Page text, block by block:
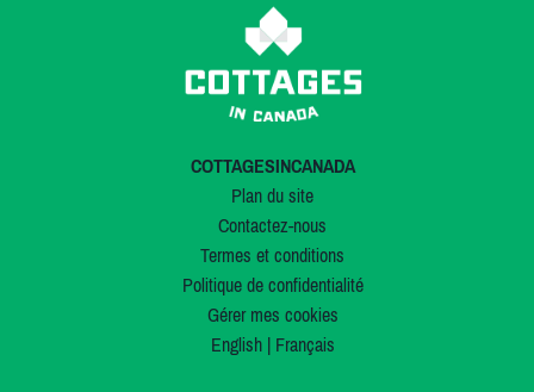
COTTAGESINCANADA
Plan du site
Contactez-nous
Termes et conditions
Politique de confidentialité
Gérer mes cookies
English| Français